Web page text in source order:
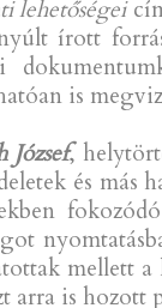
lehetőségei
írott
is
József,
és más
mellett a
arra is